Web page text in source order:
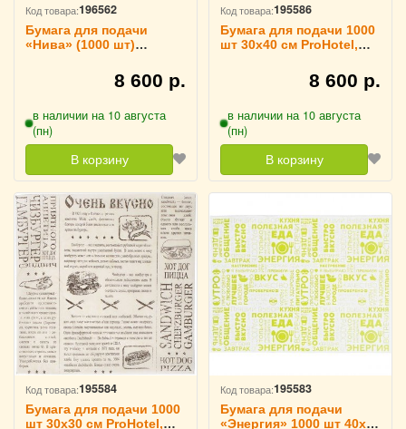
Код товара:196562
Бумага для подачи
«Нива» (1000 шт)
8 600 р.
в наличии на 10 августа
(пн)
В корзину
Код товара:195586
Бумага для подачи 1000
шт 30х40 см ProHotel,
8 600 р.
в наличии на 10 августа
(пн)
В корзину
Код товара:195584
Бумага для подачи 1000
шт 30х30 см ProHotel,
Код товара:195583
Бумага для подачи
«Энергия» 1000 шт 40х30